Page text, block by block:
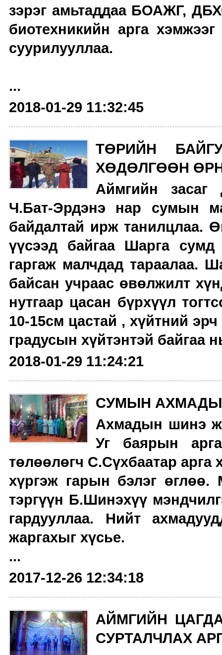
зэрэг амьтаддаа БОАЖГ,
биотeхникийн арга
суурилууллаа.
...
2018-01-29 11:32:45
ТӨРИЙН
ХӨДӨЛГӨӨН
Аймгийн засаг
Ч.Бат-Эрдэнэ нар сумын
байдалтай ирж танилцлаа.
үүсээд байгаа Шарга
гаргаж малчдад тараалаа.
байсан учраас өвөлжилт
нутгаар цасан бүрхүүл
10-15см цастай , хүйтний
градусын хүйтэнтэй байгаа
2018-01-29 11:24:21
СУМЫН
Ахмадын шинэ
Уг баярын
төлөөлөгч С.Сүхбаатар
хүргэж гарын бэлэг
тэргүүн Б.Шинэхүү
гардууллаа. Нийт
жаргахыг хүсье.
...
2017-12-26 12:34:18
АЙМГИЙН
СУРТАЛЧЛАХ